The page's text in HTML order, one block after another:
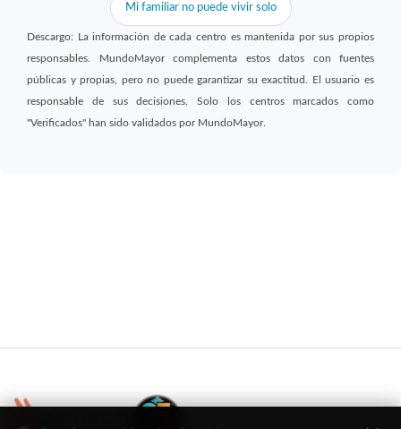
Mi familiar no puede vivir solo
Descargo: La información de cada centro es mantenida por sus propios
responsables. MundoMayor complementa estos datos con fuentes
públicas y propias, pero no puede garantizar su exactitud. El usuario es
responsable de sus decisiones. Solo los centros marcados como
"Verificados" han sido validados por MundoMayor.